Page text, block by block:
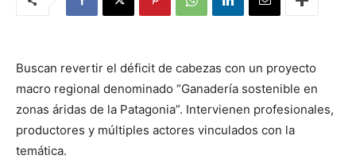
Buscan revertir el déficit de cabezas con un proyecto
macro regional denominado “Ganadería sostenible en
zonas áridas de la Patagonia”. Intervienen profesionales,
productores y múltiples actores vinculados con la
temática.